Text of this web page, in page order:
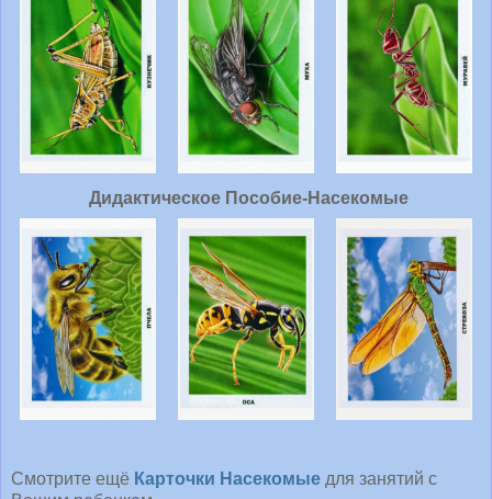
Дидактическое Пособие-Насекомые
Смотрите ещё Карточки Насекомые для занятий с